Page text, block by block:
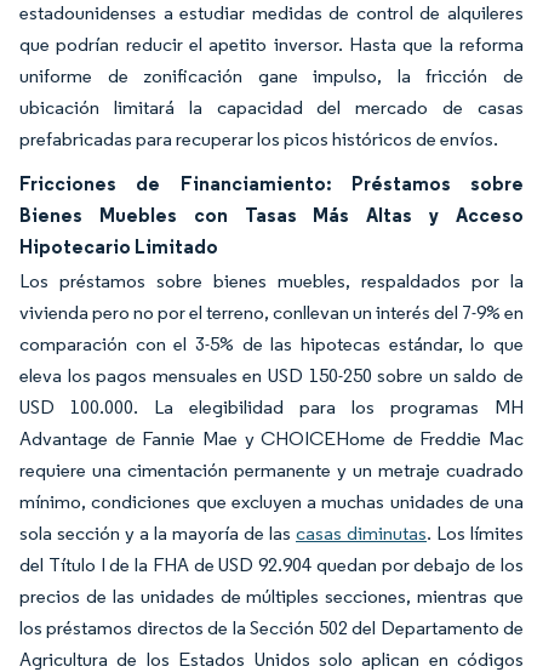
estadounidenses a estudiar medidas de control de alquileres
que podrían reducir el apetito inversor. Hasta que la reforma
uniforme de zonificación gane impulso, la fricción de
ubicación limitará la capacidad del mercado de casas
prefabricadas para recuperar los picos históricos de envíos.
Fricciones de Financiamiento: Préstamos sobre
Bienes Muebles con Tasas Más Altas y Acceso
Hipotecario Limitado
Los préstamos sobre bienes muebles, respaldados por la
vivienda pero no por el terreno, conllevan un interés del 7-9% en
comparación con el 3-5% de las hipotecas estándar, lo que
eleva los pagos mensuales en USD 150-250 sobre un saldo de
USD 100.000. La elegibilidad para los programas MH
Advantage de Fannie Mae y CHOICEHome de Freddie Mac
requiere una cimentación permanente y un metraje cuadrado
mínimo, condiciones que excluyen a muchas unidades de una
sola sección y a la mayoría de las casas diminutas. Los límites
del Título I de la FHA de USD 92.904 quedan por debajo de los
precios de las unidades de múltiples secciones, mientras que
los préstamos directos de la Sección 502 del Departamento de
Agricultura de los Estados Unidos solo aplican en códigos